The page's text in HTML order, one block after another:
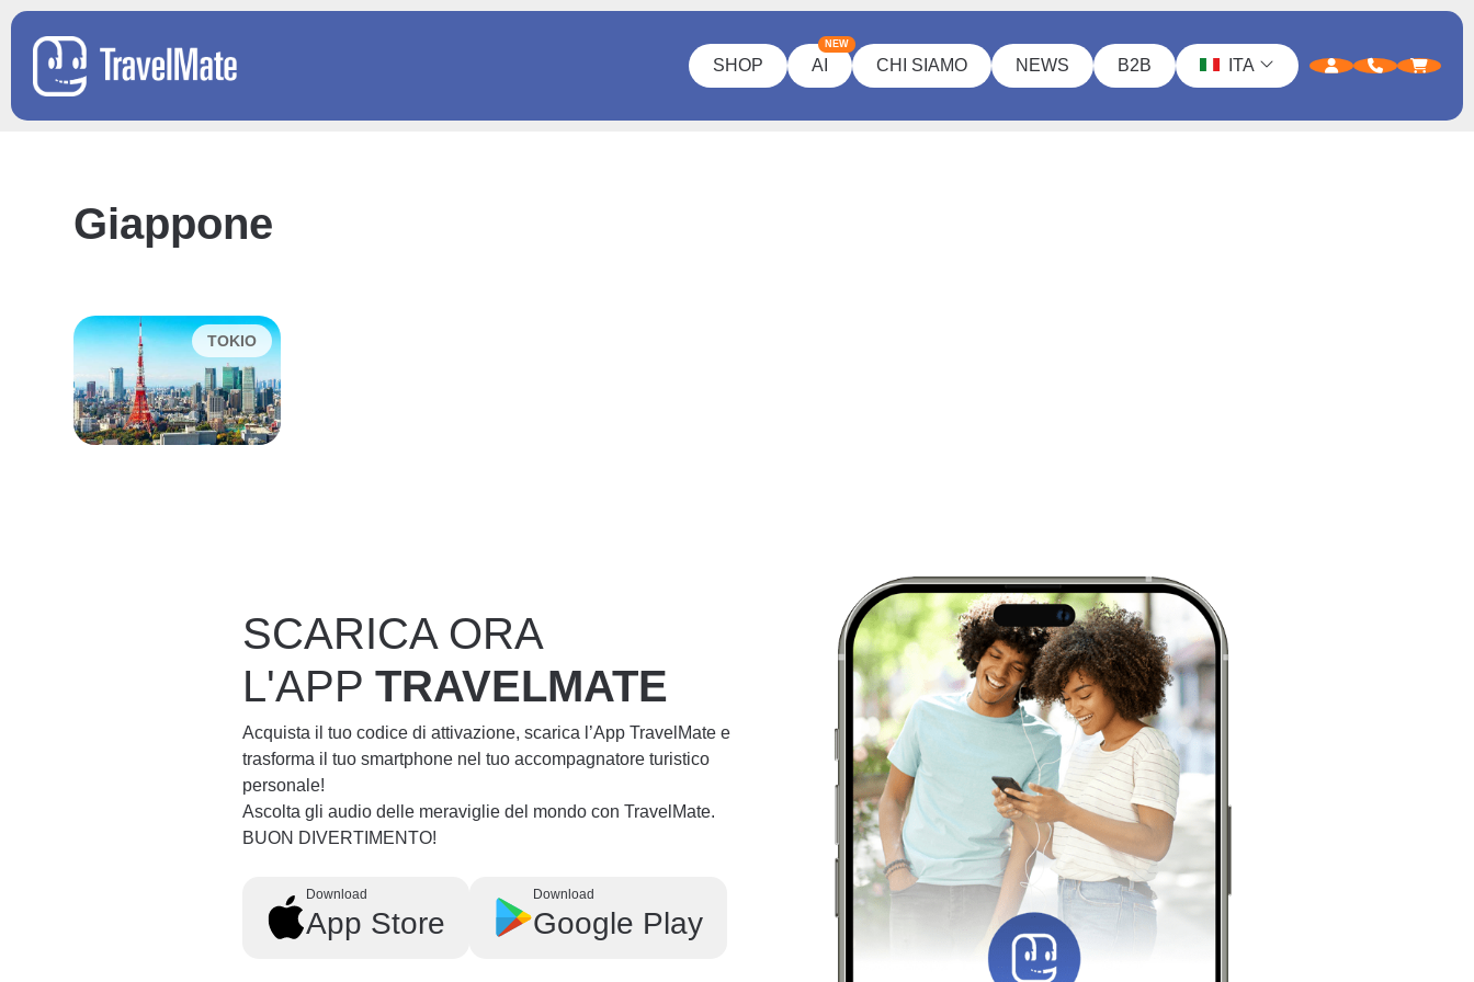
SHOP AI
NEW
CHI SIAMO NEWS B2B ITA
Giappone
TOKIO
SCARICA ORA
L'APPTRAVELMATE
Acquista il tuo codice di attivazione, scarica l’App TravelMate e
trasforma il tuo smartphone nel tuo accompagnatore turistico
personale!
Ascolta gli audio delle meraviglie del mondo con TravelMate.
BUON DIVERTIMENTO!
Download
App Store
Download
Google Play